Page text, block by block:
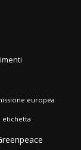
europea
etichetta